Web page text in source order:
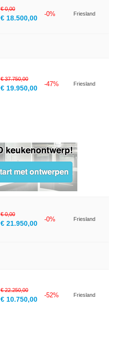
€ 0,00
€ 18.500,00
-0% Friesland
€ 37.750,00
€ 19.950,00
-47% Friesland
€ 0,00
€ 21.950,00
-0% Friesland
€ 22.250,00
€ 10.750,00
-52% Friesland